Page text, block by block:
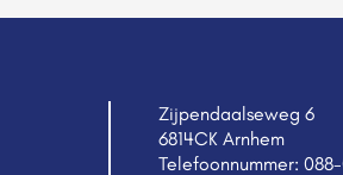
Zijpendaalseweg 6
6814CK Arnhem
Telefoonnummer: